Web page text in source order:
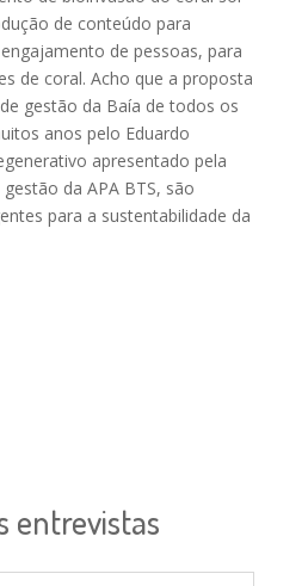
de conteúdo para
de pessoas, para
de coral. Acho que a proposta
gestão da Baía de todos os
anos pelo Eduardo
apresentado pela
da APA BTS, são
para a sustentabilidade da
entrevistas